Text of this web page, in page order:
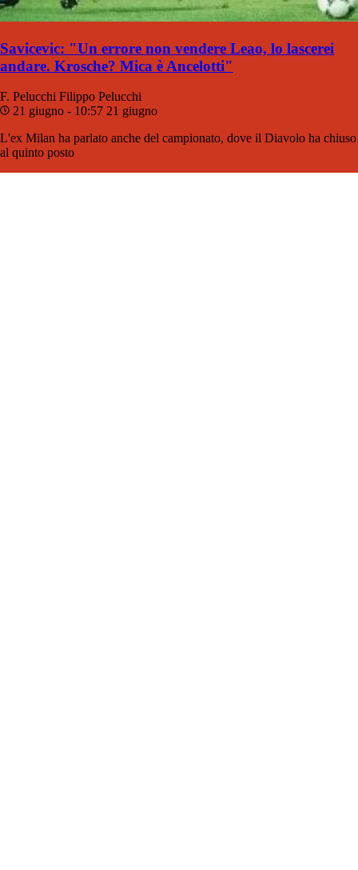
Savicevic: "Un errore non vendere Leao, lo lascerei
andare. Krosche? Mica è Ancelotti"
F. Pelucchi Filippo Pelucchi
21 giugno - 10:57 21 giugno
L'ex Milan ha parlato anche del campionato, dove il Diavolo ha chiuso
al quinto posto